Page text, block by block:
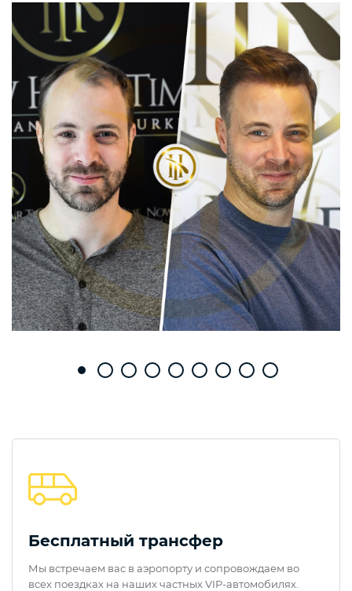
Бесплатный трансфер
Мы встречаем вас в аэропорту и сопровождаем во
всех поездках на наших частных VIP-автомобилях.